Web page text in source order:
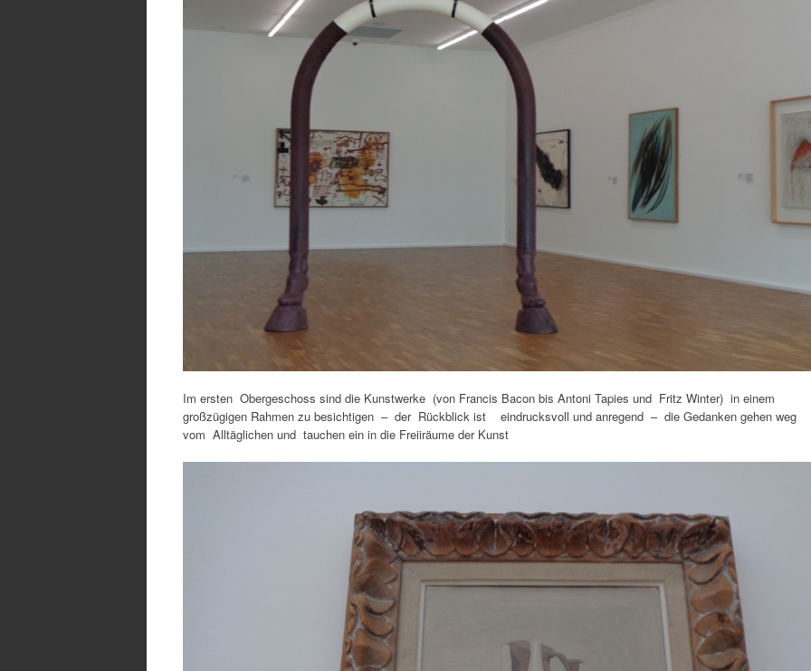
Im ersten Obergeschoss sind die Kunstwerke (von Francis Bacon bis Antoni Tapies und Fritz Winter) in einem
großzügigen Rahmen zu besichtigen – der Rückblick ist eindrucksvoll und anregend – die Gedanken gehen weg
vom Alltäglichen und tauchen ein in die Freiiräume der Kunst